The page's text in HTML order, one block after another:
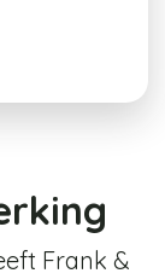
Frank &